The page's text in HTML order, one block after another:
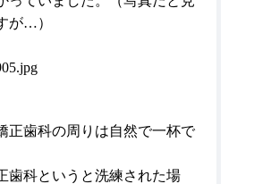
が…）
正歯科の周りは自然で一杯で
歯科というと洗練された場